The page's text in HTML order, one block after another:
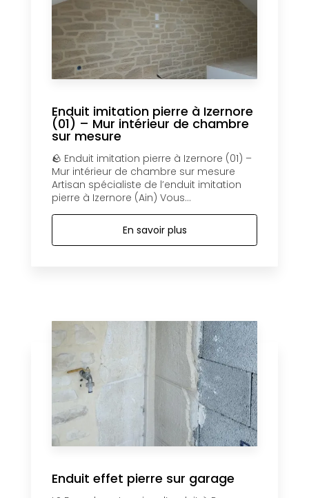
Enduit imitation pierre à Izernore
(01) – Mur intérieur de chambre
sur mesure
🪨 Enduit imitation pierre à Izernore (01) –
Mur intérieur de chambre sur mesure
Artisan spécialiste de l’enduit imitation
pierre à Izernore (Ain) Vous...
En savoir plus
Enduit effet pierre sur garage